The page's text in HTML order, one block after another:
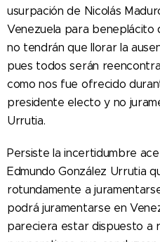
usurpación de Nicolás
Venezuela para beneplácito
no tendrán que llorar la
pues todos serán
como nos fue ofrecido
presidente electo y no
Urrutia.
Persiste la incertidumbre
Edmundo González Urrutia
rotundamente a
podrá juramentarse en
pareciera estar dispuesto a